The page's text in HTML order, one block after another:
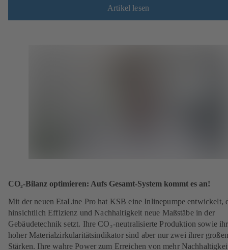
Artikel lesen
CO₂-Bilanz optimieren: Aufs Gesamt-System kommt es an!
Mit der neuen EtaLine Pro hat KSB eine Inlinepumpe entwickelt,
hinsichtlich Effizienz und Nachhaltigkeit neue Maßstäbe in der
Gebäudetechnik setzt. Ihre CO₂-neutralisierte Produktion sowie ihr
hoher Materialzirkularitätsindikator sind aber nur zwei ihrer großen
Stärken. Ihre wahre Power zum Erreichen von mehr